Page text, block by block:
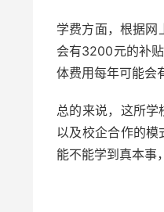
学费方面，根据
会有3200元的补
体费用每年可能会
总的来说，这所
以及校企合作的
能不能学到真本事